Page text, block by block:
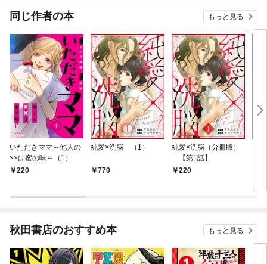
同じ作者の本 もっと見る
いただきママ～他人の
××は蜜の味～（1）
220
純愛×洗脳 （1）
770
純愛×洗脳（分冊版）
【第1話】
220
秋田書店のおすすめ本 もっと見る